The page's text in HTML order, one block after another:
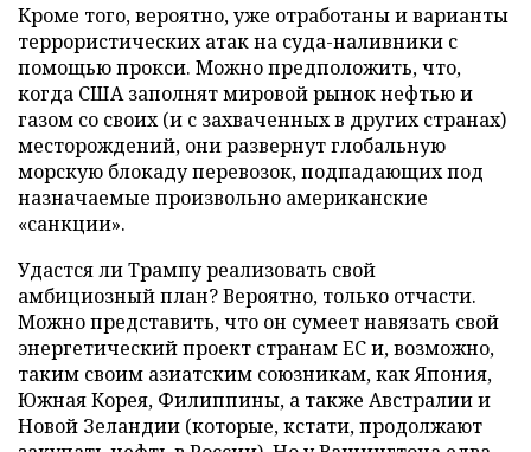
Кроме того, вероятно, уже отработаны и варианты
террористических атак на суда-наливники с
помощью прокси. Можно предположить, что,
когда США заполнят мировой рынок нефтью и
газом со своих (и с захваченных в других странах)
месторождений, они развернут глобальную
морскую блокаду перевозок, подпадающих под
назначаемые произвольно американские
«санкции».
Удастся ли Трампу реализовать свой
амбициозный план? Вероятно, только отчасти.
Можно представить, что он сумеет навязать свой
энергетический проект странам ЕС и, возможно,
таким своим азиатским союзникам, как Япония,
Южная Корея, Филиппины, а также Австралии и
Новой Зеландии (которые, кстати, продолжают